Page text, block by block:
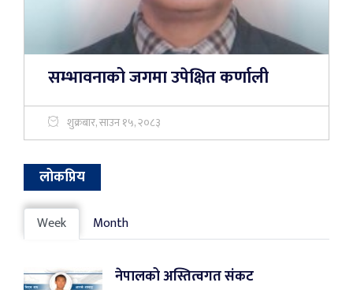
सम्भावनाको जगमा उपेक्षित कर्णाली
शुक्रबार, साउन १५, २०८३
लोकप्रिय
Week Month
नेपालको अस्तित्वगत संकट